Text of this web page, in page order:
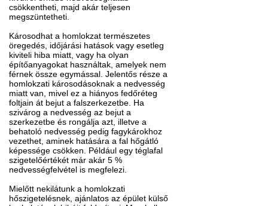
csökkentheti, majd akár teljesen
megszüntetheti.
Károsodhat a homlokzat természetes
öregedés, időjárási hatások vagy esetleg
kiviteli hiba miatt, vagy ha olyan
építőanyagokat használtak, amelyek nem
férnek össze egymással. Jelentős része a
homlokzati károsodásoknak a nedvesség
miatt van, mivel ez a hiányos fedőréteg
foltjain át bejut a falszerkezetbe. Ha
szivárog a nedvesség az bejut a
szerkezetbe és rongálja azt, illetve a
behatoló nedvesség pedig fagykárokhoz
vezethet, aminek hatására a fal hőgátló
képessége csökken. Például egy téglafal
szigetelőértékét már akár 5 %
nedvességfelvétel is megfelezi.
Mielőtt nekilátunk a homlokzati
hőszigetelésnek, ajánlatos az épület külső